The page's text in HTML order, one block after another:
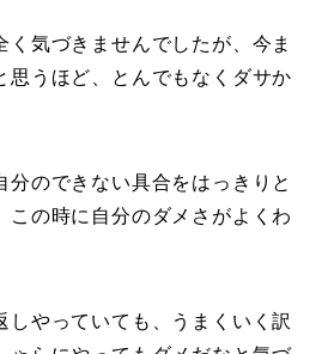
く気づきませんでしたが、今ま
思うほど、とんでもなくダサか
分のできない具合をはっきりと
この時に自分のダメさがよくわ
しやっていても、うまくいく訳